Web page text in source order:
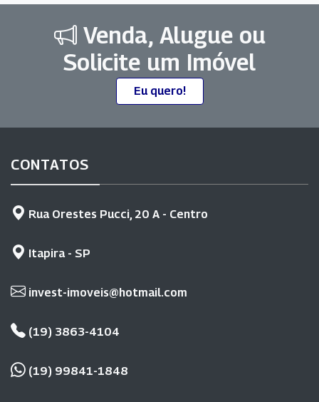
Venda, Alugue ou
Solicite um Imóvel
Eu quero!
CONTATOS
Rua Orestes Pucci, 20 A - Centro
Itapira - SP
invest-imoveis@hotmail.com
(19) 3863-4104
(19) 99841-1848